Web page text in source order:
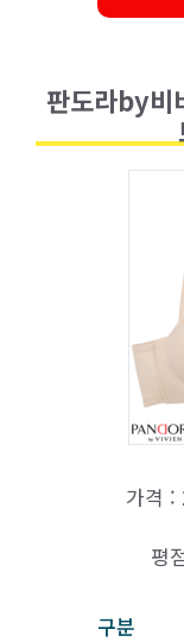
판도라by비
가격 :
평
구분